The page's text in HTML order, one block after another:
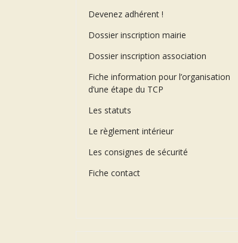
Devenez adhérent !
Dossier inscription mairie
Dossier inscription association
Fiche information pour l’organisation
d’une étape du TCP
Les statuts
Le règlement intérieur
Les consignes de sécurité
Fiche contact